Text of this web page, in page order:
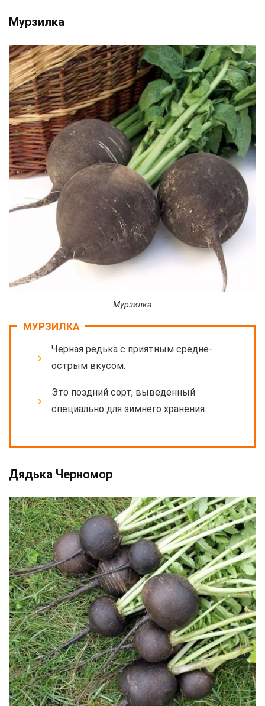
Мурзилка
Мурзилка
МУРЗИЛКА
Черная редька с приятным средне-
острым вкусом.
Это поздний сорт, выведенный
специально для зимнего хранения.
Дядька Черномор